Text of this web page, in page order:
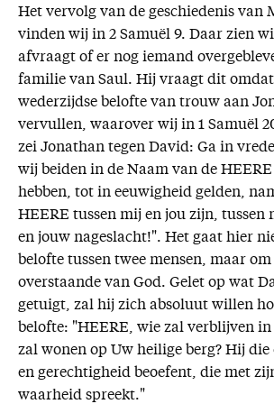
Het vervolg van de geschiedenis van
vinden wij in 2 Samuël 9. Daar zien
afvraagt of er nog iemand
familie van Saul. Hij vraagt dit
wederzijdse belofte van trouw aan
vervullen, waarover wij in 1 Samuël
zei Jonathan tegen David: Ga in
wij beiden in de Naam van de
hebben, tot in eeuwigheid gelden,
HEERE tussen mij en jou zijn, tussen
en jouw nageslacht!". Het gaat hier
belofte tussen twee mensen, maar
overstaande van God. Gelet op wat
getuigt, zal hij zich absoluut willen
belofte: "HEERE, wie zal verblijven in
zal wonen op Uw heilige berg? Hij
en gerechtigheid beoefent, die met
waarheid spreekt."